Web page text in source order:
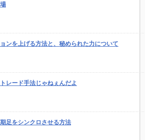
ンを上げる方法と、秘められた力について
レード手法じゃねぇんだよ
足をシンクロさせる方法